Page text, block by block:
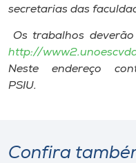
secretarias das
Os trabalhos
http://
Neste endereço
PSIU.
Confira